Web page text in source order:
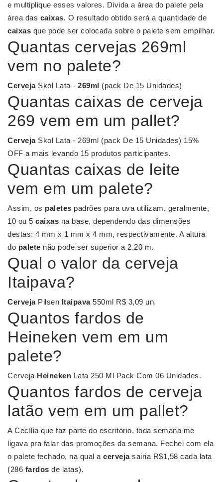
e multiplique esses valores. Divida a área do palete pela
área das caixas. O resultado obtido será a quantidade de
caixas que pode ser colocada sobre o palete sem empilhar.
Quantas cervejas 269ml
vem no palete?
CervejaSkol Lata - 269ml (pack De 15 Unidades)
Quantas caixas de cerveja
269 vem em um pallet?
CervejaSkol Lata - 269ml (pack De 15 Unidades) 15%
OFF a mais levando 15 produtos participantes.
Quantas caixas de leite
vem em um palete?
Assim, os paletes padrões para uva utilizam, geralmente,
10 ou 5 caixas na base, dependendo das dimensões
destas: 4 mm x 1 mm x 4 mm, respectivamente. A altura
do palete não pode ser superior a 2,20 m.
Qual o valor da cerveja
Itaipava?
CervejaPilsen Itaipava550ml R$ 3,09 un.
Quantos fardos de
Heineken vem em um
palete?
Cerveja Heineken Lata 250 Ml Pack Com 06 Unidades.
Quantos fardos de cerveja
latão vem em um pallet?
A Cecília que faz parte do escritório, toda semana me
ligava pra falar das promoções da semana. Fechei com ela
o palete fechado, na qual a cervejasairia R$1,58 cada lata
(286 fardos de latas).